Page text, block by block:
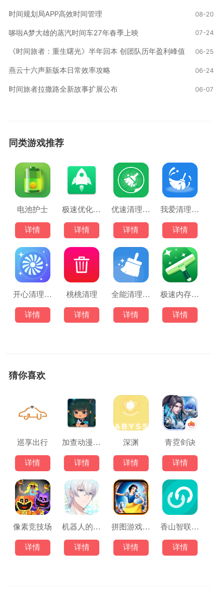
时间规划局APP高效时间管理 08-20
哆啦A梦大雄的蒸汽时间车27年春季上映 07-24
《时间旅者：重生曙光》半年回本 创团队历年盈利峰值‌ 06-25
燕云十六声新版本日常效率攻略 06-24
时间旅者拉撒路全新故事扩展公布 06-07
同类游戏推荐
电池护士
详情
极速优化管家
详情
优速清理大师
详情
我爱清理垃圾
详情
开心清理大师
详情
桃桃清理
详情
全能清理卫士
详情
极速内存清理大师
详情
猜你喜欢
巡享出行
详情
加查动漫世界游戏
详情
深渊
详情
青霓剑诀
详情
像素竞技场
详情
机器人的恋与梦
详情
拼图游戏之童话故事
详情
香山智联最新版
详情